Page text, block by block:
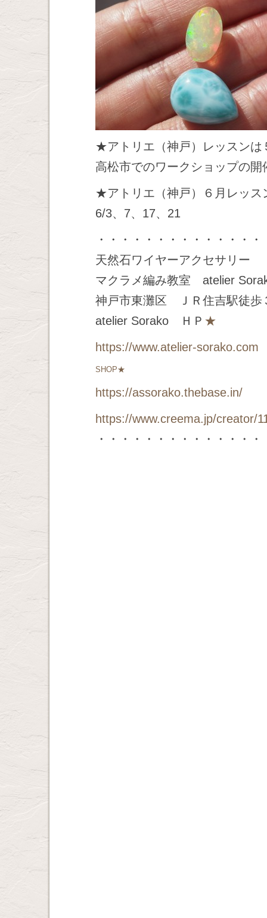
★アトリエ（神戸）レッスン
高松市でのワークショップの開
★アトリエ（神戸）６月レッ
6/3、7、17、21
・・・・・・・・・・・・・・
天然石ワイヤーアクセサリー
マクラメ編み教室 atelier
神戸市東灘区 ＪＲ住吉駅徒歩
atelier Sorako ＨＰ ★
https://www.atelier-sorako.com
SHOP★
https://assorako.thebase.in/
https://www.creema.jp/creator/
・・・・・・・・・・・・・・